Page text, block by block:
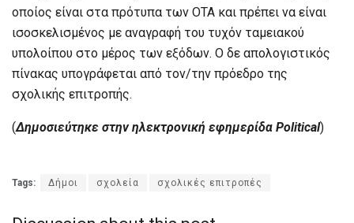
οποίος είναι στα πρότυπα των ΟΤΑ και πρέπει να είναι
ισοσκελισμένος με αναγραφή του τυχόν ταμειακού
υπολοίπου στο μέρος των εξόδων. Ο δε απολογιστικός
πίνακας υπογράφεται από τον/την πρόεδρο της
σχολικής επιτροπής.
(Δημοσιεύτηκε στην ηλεκτρονική εφημερίδα Political)
Tags: Δήμοι σχολεία σχολικές επιτροπές